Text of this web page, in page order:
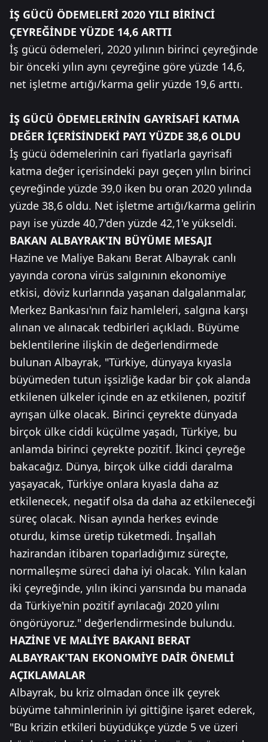
İŞ GÜCÜ ÖDEMELERİ 2020 YILI BİRİNCİ
ÇEYREĞİNDE YÜZDE 14,6 ARTTI
İş gücü ödemeleri, 2020 yılının birinci çeyreğinde
bir önceki yılın aynı çeyreğine göre yüzde 14,6,
net işletme artığı/karma gelir yüzde 19,6 arttı.
İŞ GÜCÜ ÖDEMELERİNİN GAYRİSAFİ KATMA
DEĞER İÇERİSİNDEKİ PAYI YÜZDE 38,6 OLDU
İş gücü ödemelerinin cari fiyatlarla gayrisafi
katma değer içerisindeki payı geçen yılın birinci
çeyreğinde yüzde 39,0 iken bu oran 2020 yılında
yüzde 38,6 oldu. Net işletme artığı/karma gelirin
payı ise yüzde 40,7'den yüzde 42,1'e yükseldi.
BAKAN ALBAYRAK'IN BÜYÜME MESAJI
Hazine ve Maliye Bakanı Berat Albayrak canlı
yayında corona virüs salgınının ekonomiye
etkisi, döviz kurlarında yaşanan dalgalanmalar,
Merkez Bankası'nın faiz hamleleri, salgına karşı
alınan ve alınacak tedbirleri açıkladı. Büyüme
beklentilerine ilişkin de değerlendirmede
bulunan Albayrak, "Türkiye, dünyaya kıyasla
büyümeden tutun işsizliğe kadar bir çok alanda
etkilenen ülkeler içinde en az etkilenen, pozitif
ayrışan ülke olacak. Birinci çeyrekte dünyada
birçok ülke ciddi küçülme yaşadı, Türkiye, bu
anlamda birinci çeyrekte pozitif. İkinci çeyreğe
bakacağız. Dünya, birçok ülke ciddi daralma
yaşayacak, Türkiye onlara kıyasla daha az
etkilenecek, negatif olsa da daha az etkileneceği
süreç olacak. Nisan ayında herkes evinde
oturdu, kimse üretip tüketmedi. İnşallah
hazirandan itibaren toparladığımız süreçte,
normalleşme süreci daha iyi olacak. Yılın kalan
iki çeyreğinde, yılın ikinci yarısında bu manada
da Türkiye'nin pozitif ayrılacağı 2020 yılını
öngörüyoruz." değerlendirmesinde bulundu.
HAZİNE VE MALİYE BAKANI BERAT
ALBAYRAK'TAN EKONOMİYE DAİR ÖNEMLİ
AÇIKLAMALAR
Albayrak, bu kriz olmadan önce ilk çeyrek
büyüme tahminlerinin iyi gittiğine işaret ederek,
"Bu krizin etkileri büyüdükçe yüzde 5 ve üzeri